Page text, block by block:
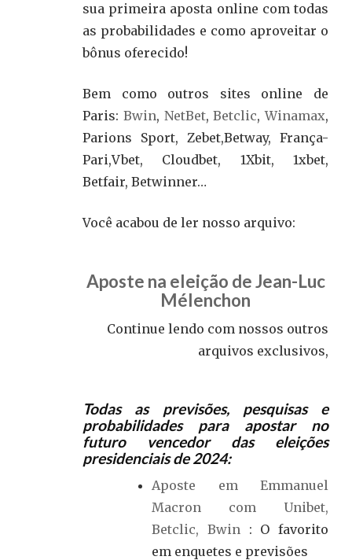
sua primeira aposta online com todas
as probabilidades e como aproveitar o
bônus oferecido!
Bem como outros sites online de
Paris: Bwin, NetBet,Betclic,Winamax,
Parions Sport, Zebet,Betway, França-
Pari,Vbet, Cloudbet, 1Xbit, 1xbet,
Betfair, Betwinner…
Você acabou de ler nosso arquivo:
Aposte na eleição de Jean-Luc
Mélenchon
Continue lendo com nossos outros
arquivos exclusivos,
Todas as previsões, pesquisas e
probabilidades para apostar no
futuro vencedor das eleições
presidenciais de 2024:
Aposte em Emmanuel
Macron com Unibet,
Betclic, Bwin: O favorito
em enquetes e previsões